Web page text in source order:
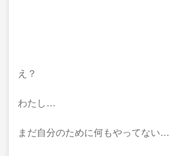
え？
わたし…
まだ自分のために何もやってない…